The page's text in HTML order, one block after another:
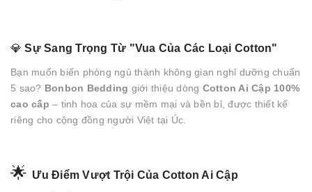
💎Sự Sang Trọng Từ "Vua Của Các Loại Cotton"
Bạn muốn biến phòng ngủ thành không gian nghỉ dưỡng chuẩn
5 sao? Bonbon Bedding giới thiệu dòng Cotton Ai Cập 100%
cao cấp – tinh hoa của sự mềm mại và bền bỉ, được thiết kế
riêng cho cộng đồng người Việt tại Úc.
🌟 Ưu Điểm Vượt Trội Của Cotton Ai Cập